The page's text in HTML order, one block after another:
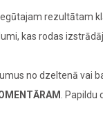
rezultātam
kas rodas
no dzeltenā vai
. Papildu